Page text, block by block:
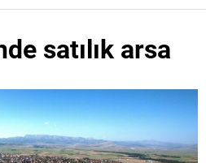
satılık arsa